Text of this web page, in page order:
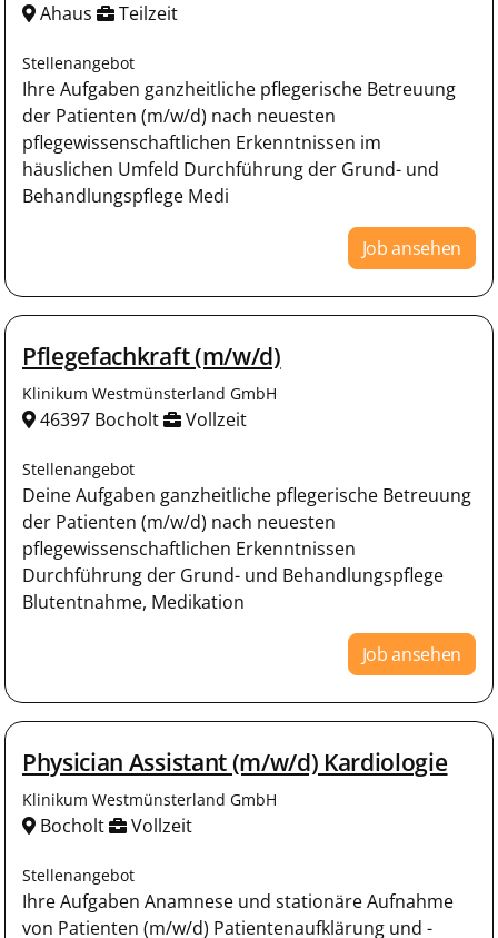
Ahaus Teilzeit
Stellenangebot
Ihre Aufgaben ganzheitliche pflegerische Betreuung
der Patienten (m/w/d) nach neuesten
pflegewissenschaftlichen Erkenntnissen im
häuslichen Umfeld Durchführung der Grund- und
Behandlungspflege Medi
Job ansehen
Pflegefachkraft (m/w/d)
Klinikum Westmünsterland GmbH
46397 Bocholt Vollzeit
Stellenangebot
Deine Aufgaben ganzheitliche pflegerische Betreuung
der Patienten (m/w/d) nach neuesten
pflegewissenschaftlichen Erkenntnissen
Durchführung der Grund- und Behandlungspflege
Blutentnahme, Medikation
Job ansehen
Physician Assistant (m/w/d) Kardiologie
Klinikum Westmünsterland GmbH
Bocholt Vollzeit
Stellenangebot
Ihre Aufgaben Anamnese und stationäre Aufnahme
von Patienten (m/w/d) Patientenaufklärung und -